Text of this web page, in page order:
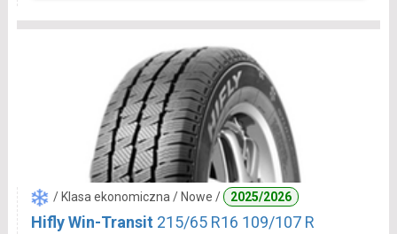
/ Klasa ekonomiczna / Nowe / 2025/2026
Hifly Win-Transit 215/65 R16 109/107 R